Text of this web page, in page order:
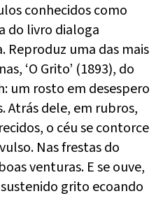
conhecidos como
do livro dialoga
uma das mais
‘O Grito’ (1893), do
um rosto em desespero
Atrás dele, em rubros,
o céu se contorce
Nas frestas do
venturas. E se ouve,
grito ecoando